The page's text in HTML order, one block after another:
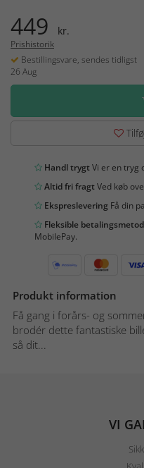
449 kr.
Prishistorik
Bestillingsvare, sendes tidligst
26 Aug
Handl trygtVi er en tryg
Altid fri fragtVed køb
Ekspreslevering Få din
Fleksible
MobilePay.
Produkt information
Få gang i forårs- og
brodér dette fantastiske
så dit...
VI